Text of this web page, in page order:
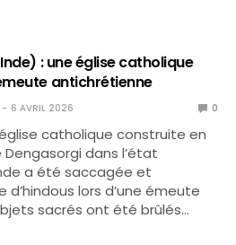
: une église catholique
antichrétienne
6 AVRIL 2026 0
catholique construite en
dans l’état
a été saccagée et
lors d’une émeute
sacrés ont été brûlés…